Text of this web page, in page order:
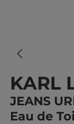
KARL
JEANS
Eau de